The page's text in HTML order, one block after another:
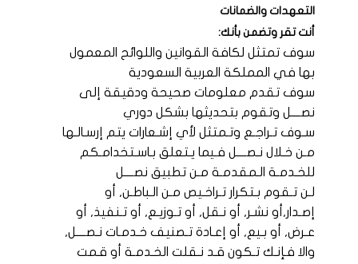
التعهدات والضمانات
أنت تقر وتضمن بأنك:
سوف تمتثل لكافة القوانين واللوائح المعمول
بها في المملكة العربية السعودية
سوف تقدم معلومات صحيحة ودقيقة إلى
نصــــل وتقوم بتحديثها بشكل دوري
سـوف تـراجـع وتـمتثل لأي إشـعارات يتم إرسـالـها
مـن خـلال نـصــــل فـيما يـتعلق بـاسـتخدامـكم
للخـدمـة الـمقدمـة مـن تطبيق نصــــل
لـن تـقوم بـتكرار تـراخـيص مـن الـباطـن, أو
إصـدار,أو نشـر, أو نـقل, أو تـوزيـع, أو تـنفيذ, أو
عـرض, أو بـيع, أو إعـادة تـصنيف خـدمـات نـصــــل,
والا فـإنـك تـكون قـد نـقلت الخـدمـة أو قـمت